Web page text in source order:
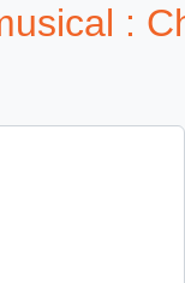
: